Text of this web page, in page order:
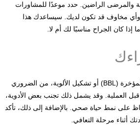
والمرضى الراضين. حدد موعدًا للمشاورات
وأي مخاوف قد تكون لديك. سيساعدك هذا
إذا كان الجراح مناسبًا لك أم لا.
قبل الخضوع لعملية تكبير المؤخرة (BBL) أو تشكيل الألوية، من الضروري
قبل العملية. وقد يشمل ذلك تجنب بعض الأدوية،
على نمط حياة صحي. بالإضافة إلى ذلك، تأكد
أثناء مرحلة التعافي.